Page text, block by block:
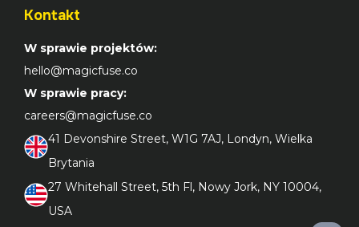
Kontakt
W sprawie projektów:
hello@magicfuse.co
W sprawie pracy:
careers@magicfuse.co
41 Devonshire Street, W1G 7AJ, Londyn, Wielka
Brytania
27 Whitehall Street, 5th Fl, Nowy Jork, NY 10004,
USA